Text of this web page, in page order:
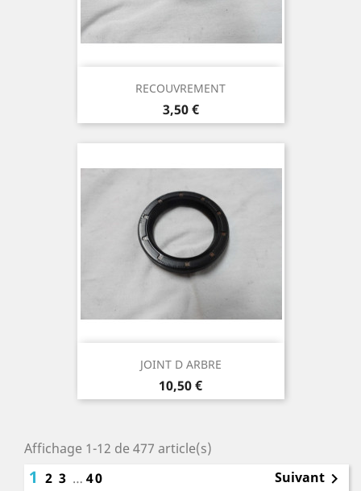
RECOUVREMENT
Prix
3,50 €
JOINT D ARBRE
Prix
10,50 €
Affichage 1-12 de 477 article(s)
1 2 3 … 40 Suivant 